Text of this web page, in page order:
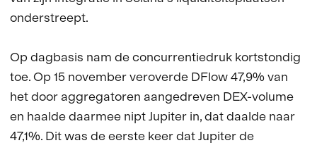
onderstreept.
Op dagbasis nam de concurrentiedruk kortstondig
toe. Op 15 november veroverde DFlow 47,9% van
het door aggregatoren aangedreven DEX-volume
en haalde daarmee nipt Jupiter in, dat daalde naar
47,1%. Dit was de eerste keer dat Jupiter de